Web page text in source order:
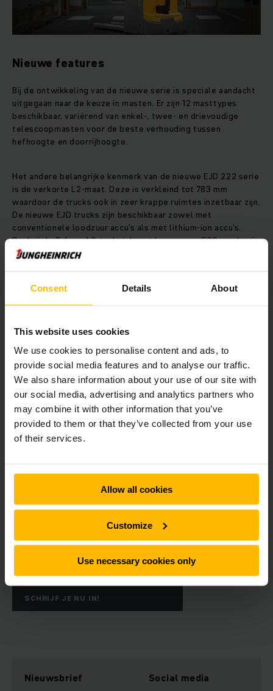
Consent Details About
This website uses cookies
We use cookies to personalise content and ads, to
provide social media features and to analyse our traffic.
We also share information about your use of our site with
our social media, advertising and analytics partners who
may combine it with other information that you’ve
provided to them or that they’ve collected from your use
of their services.
Allow all cookies
Customize
Use necessary cookies only
Nieuwe features
Bij de ontwikkeling van de nieuwe serie is speciale aandacht
uitgegaan naar de keuze in masten. Er zijn 12 masttypes
beschikbaar, variërend van enkel-, twee- en drievoudige
telescoopmasten voor de beste verhouding tussen
hefhoogte en doorrijhoogte.
Het andere belangrijke kenmerk van de nieuwe EJD 222 serie
is de verkorte L2-maat. Deze is verkleind tot 783 mm
waardoor de trucks ook in zeer krappe ruimtes inzetbaar zijn.
De nieuwe EJD trucks zijn beschikbaar zowel met
conventionele loodzuur accu’s als met lithium-ion accu’s.
Dankzij de 3-fase AC-techniek met keuze voor ECO-mode zijn
de trucks zeer energie-efficiënt en krachtig.
Schrijf je nu in voor onze nieuwsbrief!
Speciale aanbiedingen & acties
SCHRIJF JE NU IN!
Nieuwsbrief Social media